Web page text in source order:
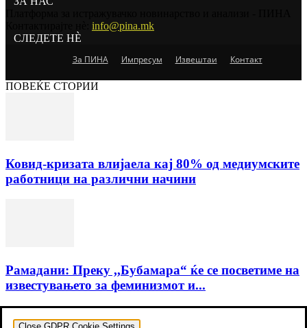
info@pina.mk
СЛЕДЕТЕ НЀ
За ПИНА
Импресум Извештаи Контакт
ПОВЕЌЕ СТОРИИ
Ковид-кризата влијаела кај 80% од медиумските
работници на различни начини
Рамадани: Преку ,,Бубамара“ ќе се посветиме на
известувањето за феминизмот и...